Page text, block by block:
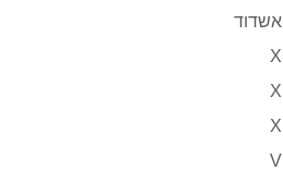
אשדוד
X
X
X
V